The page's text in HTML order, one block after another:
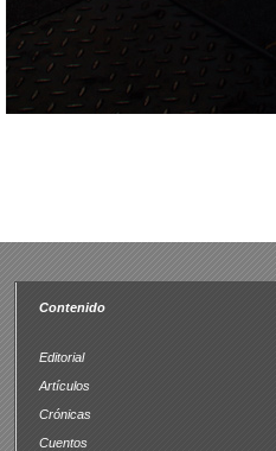
Contenido
Editorial
Artículos
Crónicas
Cuentos